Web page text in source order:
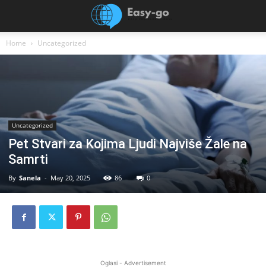
Home Uncategorized
Uncategorized
Pet Stvari za Kojima Ljudi Najviše Žale na
Samrti
By Sanela - May 20, 2025 86 0
Oglasi - Advertisement